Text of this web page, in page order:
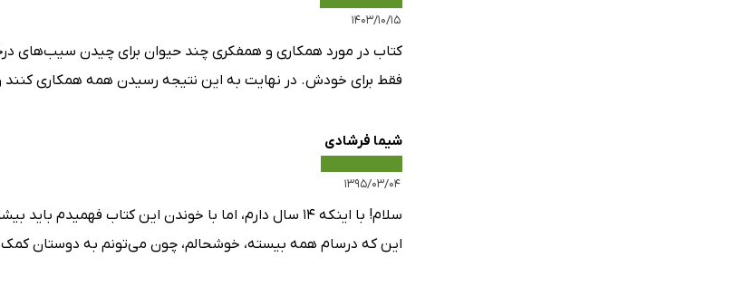
۱۴۰۳/۱۰/۱۵
کتاب در مورد همکاری و همفکری چند حیوان برای چیدن
فقط برای خودش. در نهایت به این نتیجه رسیدن همه همکاری
شیما فرشادی
۱۳۹۵/۰۳/۰۴
سلام! با اینکه 14 سال دارم، اما با خوندن این کتاب
این که درسام همه بیسته، خوشحالم، چون می‌تونم به دوستان